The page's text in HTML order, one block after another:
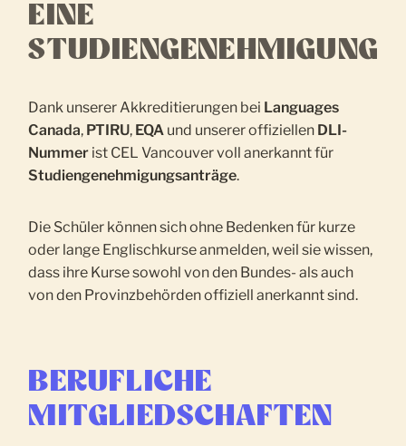
EINE
STUDIENGENEHMIGUNG
Dank unserer Akkreditierungen bei Languages
Canada, PTIRU, EQA und unserer offiziellen DLI-
Nummer ist CEL Vancouver voll anerkannt für
Studiengenehmigungsanträge.
Die Schüler können sich ohne Bedenken für kurze
oder lange Englischkurse anmelden, weil sie wissen,
dass ihre Kurse sowohl von den Bundes- als auch
von den Provinzbehörden offiziell anerkannt sind.
BERUFLICHE
MITGLIEDSCHAFTEN